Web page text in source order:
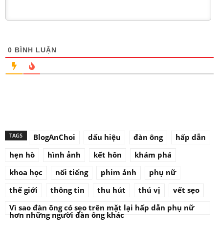
0 BÌNH LUẬN
TAGS BlogAnChoi dấu hiệu đàn ông
hấp dẫn
hẹn hò
hình ảnh kết hôn
khám phá
khoa học
nổi tiếng phim ảnh
phụ nữ
thế giới
thông tin thu hút thú vị
vết sẹo
Vì sao đàn ông có sẹo trên mặt lại hấp dẫn phụ nữ
hơn những người đàn ông khác